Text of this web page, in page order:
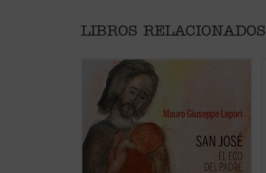
LIBROS RELACIONADOS
San José fue llamado a
materializar la paternidad de Dios
hacia el Hijo encarnado. Una
vocación, un camino, vividos en el
silencio, porque tendía a la
escucha de una Palabra que se
hizo Presencia en su casa. Con él,